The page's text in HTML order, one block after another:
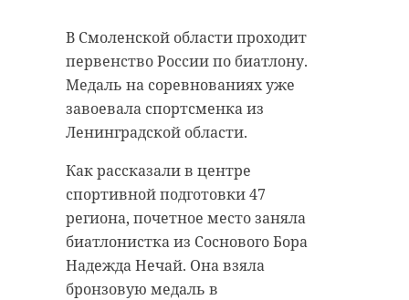
В Смоленской области проходит
первенство России по биатлону.
Медаль на соревнованиях уже
завоевала спортсменка из
Ленинградской области.
Как рассказали в центре
спортивной подготовки 47
региона, почетное место заняла
биатлонистка из Соснового Бора
Надежда Нечай. Она взяла
бронзовую медаль в